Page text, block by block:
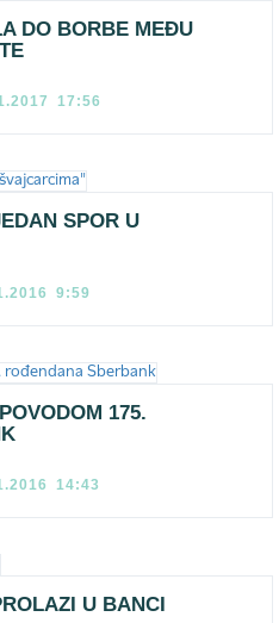
DO BORBE MEĐU
17:56
SPOR U
9:59
175.
14:43
U BANCI